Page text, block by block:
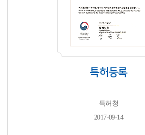
특허등록
특허청
2017-09-14